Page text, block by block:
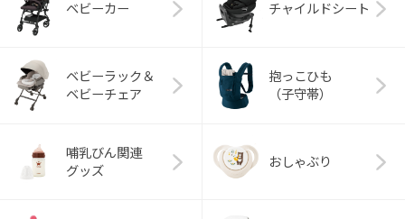
ベビーカー チャイルドシート
ベビーラック＆
ベビーチェア
抱っこひも
（子守帯）
哺乳びん関連
グッズ
おしゃぶり